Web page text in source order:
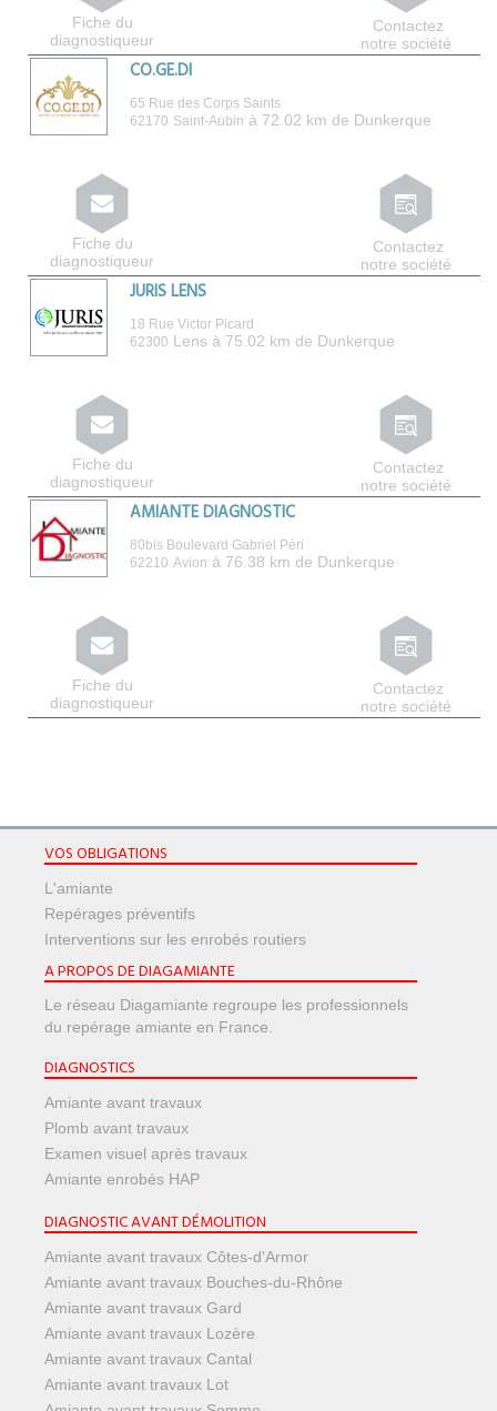
Contactez
notre société
Fiche du
diagnostiqueur
CO.GE.DI
65 Rue des Corps Saints
62170 Saint-Aubin à 72.02 km de Dunkerque
Contactez
notre société
Fiche du
diagnostiqueur
JURIS LENS
18 Rue Victor Picard
62300 Lens à 75.02 km de Dunkerque
Contactez
notre société
Fiche du
diagnostiqueur
AMIANTE DIAGNOSTIC
80bis Boulevard Gabriel Péri
62210 Avion à 76.38 km de Dunkerque
Contactez
notre société
Fiche du
diagnostiqueur
VOS OBLIGATIONS
L'amiante
Repérages préventifs
Interventions sur les enrobés routiers
A PROPOS DE DIAGAMIANTE
Le réseau Diagamiante regroupe les professionnels
du repérage amiante en France.
DIAGNOSTICS
Amiante avant travaux
Plomb avant travaux
Examen visuel après travaux
Amiante enrobés HAP
DIAGNOSTIC AVANT DÉMOLITION
Amiante avant travaux Côtes-d'Armor
Amiante avant travaux Bouches-du-Rhône
Amiante avant travaux Gard
Amiante avant travaux Lozère
Amiante avant travaux Cantal
Amiante avant travaux Lot